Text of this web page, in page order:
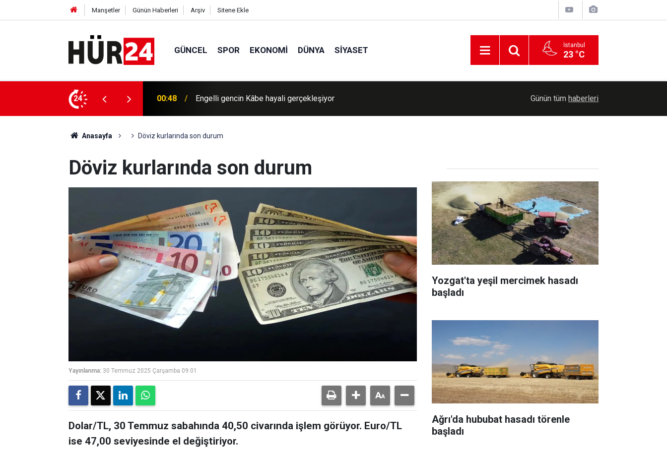
Manşetler Günün Haberleri Arşiv Sitene Ekle
GÜNCEL SPOR EKONOMI DÜNYA SIYASET İstanbul
23 °C
24 00:40 Bugün hava nasıl olacak? Yozgat'ta yeşil mercimek hasadı başladı
Günün tüm haberleri
Anasayfa Döviz kurlarında son durum
Döviz kurlarında son durum
Yayınlanma: 30 Temmuz 2025 Çarşamba 09:01
Dolar/TL, 30 Temmuz sabahında 40,50 civarında işlem görüyor. Euro/TL
ise 47,00 seviyesinde el değiştiriyor.
Yozgat'ta yeşil mercimek hasadı
başladı
Ağrı'da hububat hasadı törenle
başladı